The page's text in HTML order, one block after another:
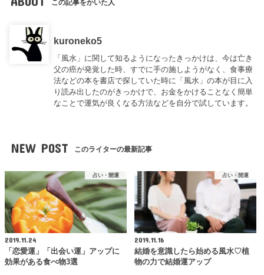
この記事をかいた人
kuroneko5
「風水」に関して知るようになったきっかけは、今は亡き
父の癌が発覚した時、すでに手の施しようがなく、食事療
法などの本を書店で探していた時に「風水」の本が目に入
り読み出したのがきっかけで、お金をかけることなく簡単
なことで運気が良くなる方法などを自分で試しています。
NEW POST このライターの最新記事
占い・開運
2019.11.24
「恋愛運」「出会い運」アップに
効果がある食べ物3選
占い・開運
2019.11.16
結婚を意識したら始める風水♡植
物の力で結婚運アップ